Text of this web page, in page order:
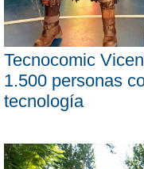
Tecnocomic
1.500 personas
tecnología